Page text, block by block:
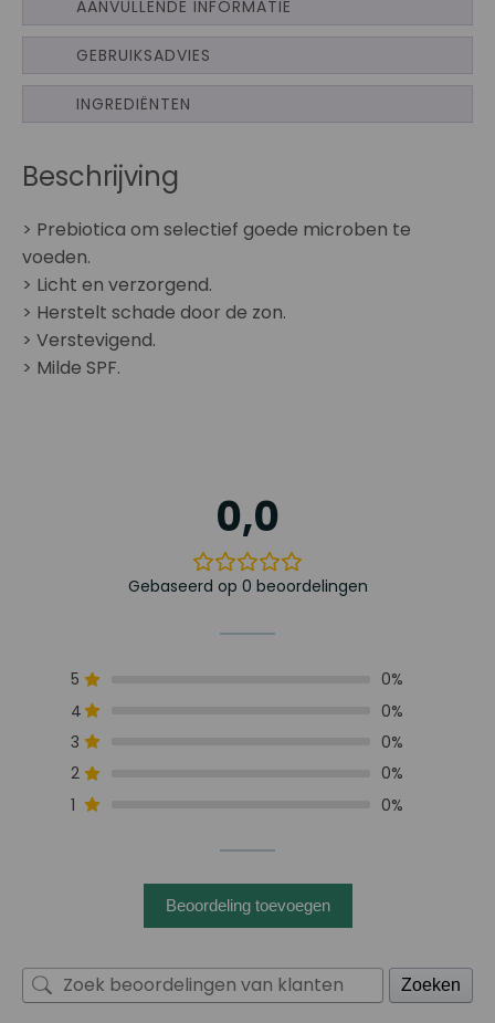
AANVULLENDE INFORMATIE
GEBRUIKSADVIES
INGREDIËNTEN
Beschrijving
> Prebiotica om selectief goede microben te
voeden.
> Licht en verzorgend.
> Herstelt schade door de zon.
> Verstevigend.
> Milde SPF.
0,0
Gebaseerd op 0 beoordelingen
5
0%
4
0%
3
0%
2
0%
1
0%
Beoordeling toevoegen
Zoeken